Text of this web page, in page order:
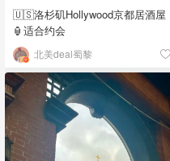
🇺🇸洛杉矶Hollywood京都居酒屋
🏮适合约会
北美deal蜀黎